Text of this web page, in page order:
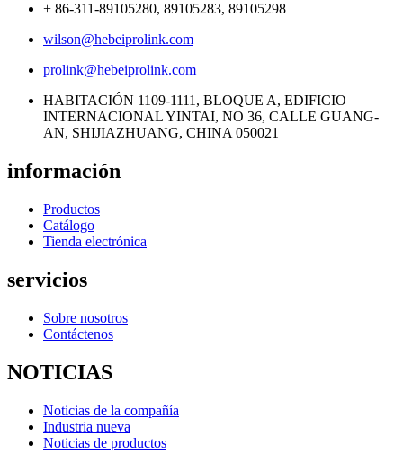
+ 86-311-89105280, 89105283, 89105298
wilson@hebeiprolink.com
prolink@hebeiprolink.com
HABITACIÓN 1109-1111, BLOQUE A, EDIFICIO
INTERNACIONAL YINTAI, NO 36, CALLE GUANG-
AN, SHIJIAZHUANG, CHINA 050021
información
Productos
Catálogo
Tienda electrónica
servicios
Sobre nosotros
Contáctenos
NOTICIAS
Noticias de la compañía
Industria nueva
Noticias de productos